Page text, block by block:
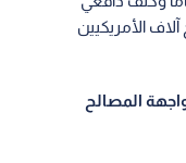
الأمريكيين
المصالح